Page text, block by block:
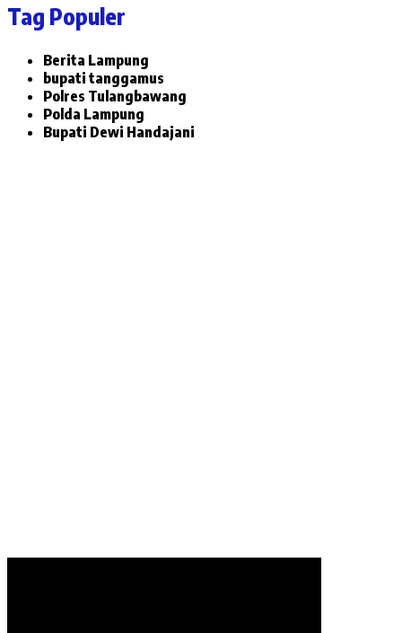
Tag Populer
Berita Lampung
bupati tanggamus
Polres Tulangbawang
Polda Lampung
Bupati Dewi Handajani